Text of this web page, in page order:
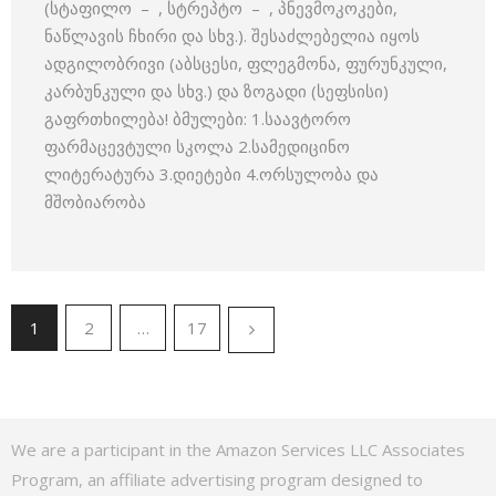
(სტაფილო – , სტრეპტო – , პნევმოკოკები,
ნაწლავის ჩხირი და სხვ.). შესაძლებელია იყოს
ადგილობრივი (აბსცესი, ფლეგმონა, ფურუნკული,
კარბუნკული და სხვ.) და ზოგადი (სეფსისი)
გაფრთხილება! ბმულები: 1.საავტორო
ფარმაცევტული სკოლა 2.სამედიცინო
ლიტერატურა 3.დიეტები 4.ორსულობა და
მშობიარობა
1 2 … 17
We are a participant in the Amazon Services LLC Associates
Program, an affiliate advertising program designed to